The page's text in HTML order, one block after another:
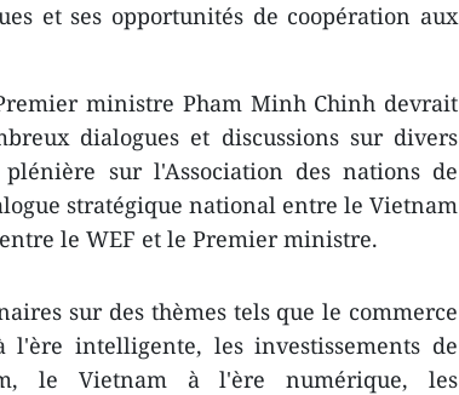
et ses opportunités de coopération aux
ministre Pham Minh Chinh devrait
dialogues et discussions sur divers
sur l'Association des nations de
stratégique national entre le Vietnam
le WEF et le Premier ministre.
sur des thèmes tels que le commerce
intelligente, les investissements de
le Vietnam à l'ère numérique, les